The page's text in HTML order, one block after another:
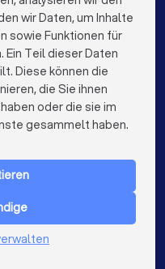
in Berlin
Hamburg
München
in Köln
Stuttgart
Düsseldorf
Dortmund
wir Daten, um Inhalte
sowie Funktionen für
Teil dieser Daten
Diese können die
die Sie ihnen
oder die sie im
gesammelt haben.